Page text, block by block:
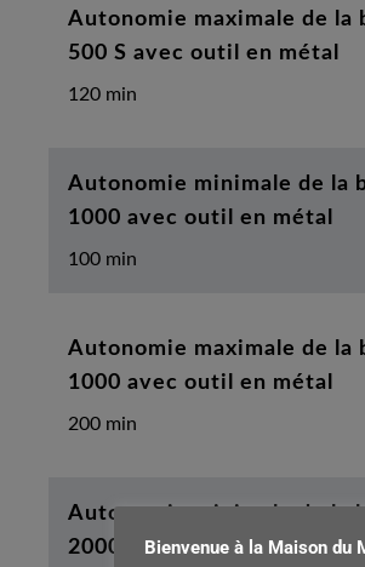
Autonomie maximale de la
500 S avec outil en métal
120 min
Autonomie minimale de la
1000 avec outil en métal
100 min
Autonomie maximale de la
1000 avec outil en métal
200 min
Autonomie minimale de la
2000 avec outil en métal
Bienvenue à la Maison du